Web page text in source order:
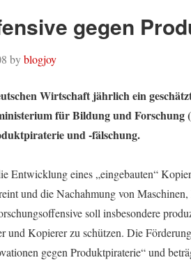
gegen
byblogjoy
Wirtschaft jährlich ein
für Bildung und Forschung
und -fälschung.
Entwicklung eines „eingebauten“
und die Nachahmung von
soll insbesondere
und Kopierer zu schützen. Die
gegen Produktpiraterie“ und